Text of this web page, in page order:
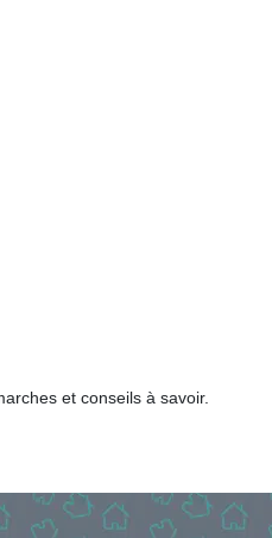
et conseils à savoir.